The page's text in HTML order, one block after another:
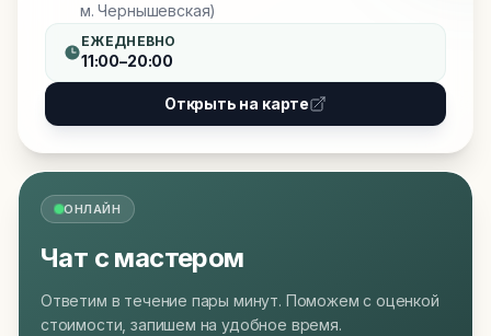
м. Чернышевская)
ЕЖЕДНЕВНО
11:00–20:00
Открыть на карте
ОНЛАЙН
Чат с мастером
Ответим в течение пары минут. Поможем с оценкой
стоимости, запишем на удобное время.